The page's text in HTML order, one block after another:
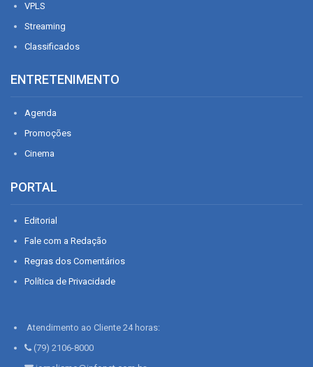
VPLS
Streaming
Classificados
ENTRETENIMENTO
Agenda
Promoções
Cinema
PORTAL
Editorial
Fale com a Redação
Regras dos Comentários
Política de Privacidade
Atendimento ao Cliente 24 horas:
(79) 2106-8000